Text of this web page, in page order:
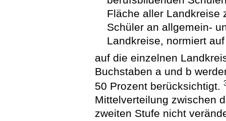
Fläche aller Landkreise
Schüler an allgemein-
Landkreise, normiert
auf die einzelnen
Buchstaben a und b
50 Prozent berücksichtigt.
Mittelverteilung zwischen
zweiten Stufe nicht